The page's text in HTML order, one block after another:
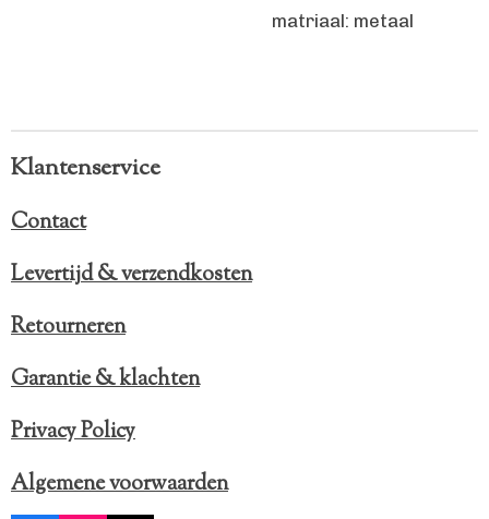
matriaal: metaal
Klantenservice
Contact
Levertijd & verzendkosten
Retourneren
Garantie & klachten
Privacy Policy
Algemene voorwaarden